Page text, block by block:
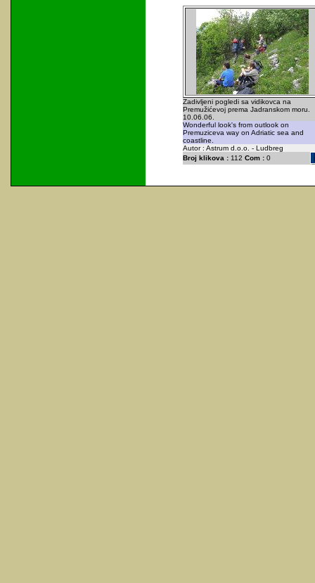
Zadivljeni pogledi sa vidikovca na
Premužićevoj prema Jadranskom moru.
10.06.06.
Wonderful look's from outlook on
Premuziceva way on Adriatic sea and
coastline.
Autor : Astrum d.o.o. - Ludbreg
Broj klikova :112 Com :0